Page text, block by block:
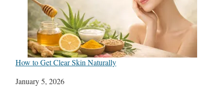
How to Get Clear Skin Naturally
Date
January 5, 2026